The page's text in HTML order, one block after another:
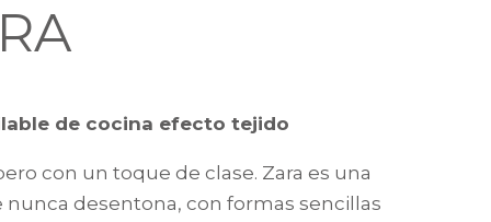
de cocina efecto tejido
con un toque de clase. Zara es una
nunca desentona, con formas sencillas